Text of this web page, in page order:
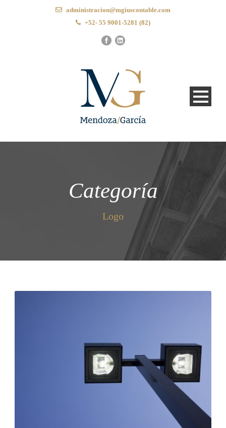
administracion@mgiuscontable.com
+52- 55 9001-5281 (82)
Categoría
Logo